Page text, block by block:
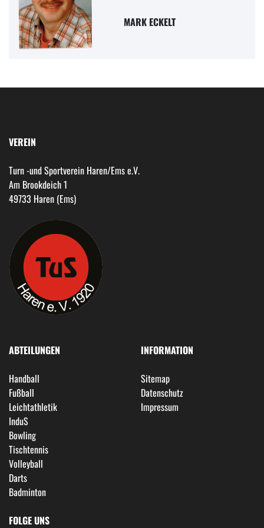
MARK ECKELT
VEREIN
Turn -und Sportverein Haren/Ems e.V.
Am Brookdeich 1
49733 Haren (Ems)
ABTEILUNGEN
Handball
Fußball
Leichtathletik
InduS
Bowling
Tischtennis
Volleyball
Darts
Badminton
INFORMATION
Sitemap
Datenschutz
Impressum
FOLGE UNS